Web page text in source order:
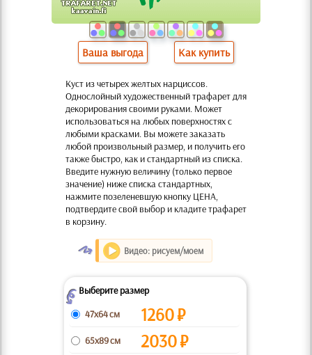
Ваша выгода Как купить
Куст из четырех желтых нарциссов.
Однослойный художественный трафарет для
декорирования своими руками. Может
использоватьcя на любых поверхностях с
любыми красками. Вы можете заказать
любой произвольный размер, и получить его
также быстро, как и стандартный из списка.
Введите нужную величину (только первое
значение) ниже списка стандартных,
нажмите позеленевшую кнопку ЦЕНА,
подтвердите свой выбор и кладите трафарет
в корзину.
O Видео: рисуем/моем
ZВыберите размер
47x64 см
1260₽
65x89 см 2030₽